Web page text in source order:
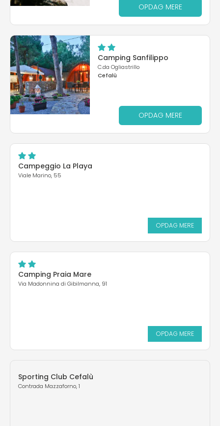
OPDAG MERE
Camping Sanfilippo
C.da Ogliastrillo
Cefalù
OPDAG MERE
Campeggio La Playa
Viale Marino, 55
OPDAG MERE
Camping Praia Mare
Via Madonnina di Gibilmanna, 91
OPDAG MERE
Sporting Club Cefalù
Contrada Mazzaforno, 1